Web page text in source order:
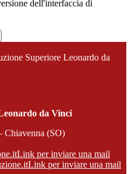
dell'interfaccia di
Superiore Leonardo da
da Vinci
Chiavenna (SO)
Link per inviare una mail
Link per inviare una mail